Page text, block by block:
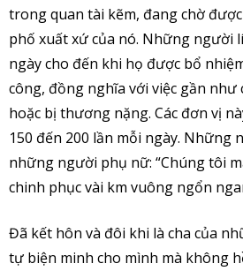
trong quan tài kẽm, đang chờ
phố xuất xứ của nó. Những người
ngày cho đến khi họ được bổ
công, đồng nghĩa với việc gần như
hoặc bị thương nặng. Các đơn vị
150 đến 200 lần mỗi ngày. Những
những người phụ nữ: “Chúng tôi
chinh phục vài km vuông ngổn
Đã kết hôn và đôi khi là cha của
tự biện minh cho mình mà không